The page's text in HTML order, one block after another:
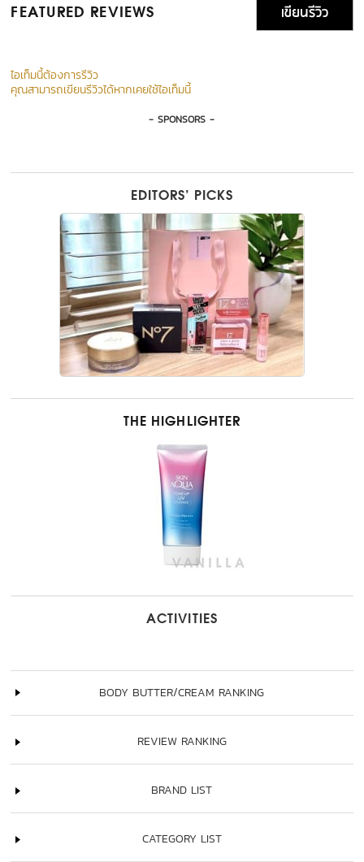
FEATURED REVIEWS เขียนรีวิว
ไอเท็มนี้ต้องการรีวิว
คุณสามารถเขียนรีวิวได้หากเคยใช้ไอเท็มนี้
- SPONSORS -
EDITORS’ PICKS
THE HIGHLIGHTER
ACTIVITIES
BODY BUTTER/CREAM RANKING
REVIEW RANKING
BRAND LIST
CATEGORY LIST